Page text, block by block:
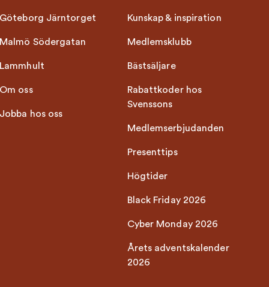
Göteborg Järntorget
Malmö Södergatan
Lammhult
Om oss
Jobba hos oss
Kunskap & inspiration
Medlemsklubb
Bästsäljare
Rabattkoder hos
Svenssons
Medlemserbjudanden
Presenttips
Högtider
Black Friday 2026
Cyber Monday 2026
Årets adventskalender
2026